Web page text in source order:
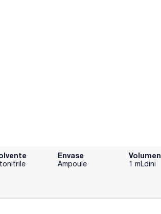
Envase
Ampoule
Volumen
1 mLdini